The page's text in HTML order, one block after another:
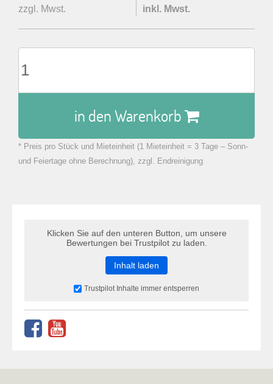
zzgl. Mwst. inkl. Mwst.
in den Warenkorb
zu Warenkorb hinzugefügt.
* Preis pro Stück und Mieteinheit (1 Mieteinheit = 3 Tage – Sonn-
und Feiertage ohne Berechnung), zzgl. Endreinigung
Klicken Sie auf den unteren Button, um unsere
Bewertungen bei Trustpilot zu laden.
Inhalt laden
Trustpilot Inhalte immer entsperren